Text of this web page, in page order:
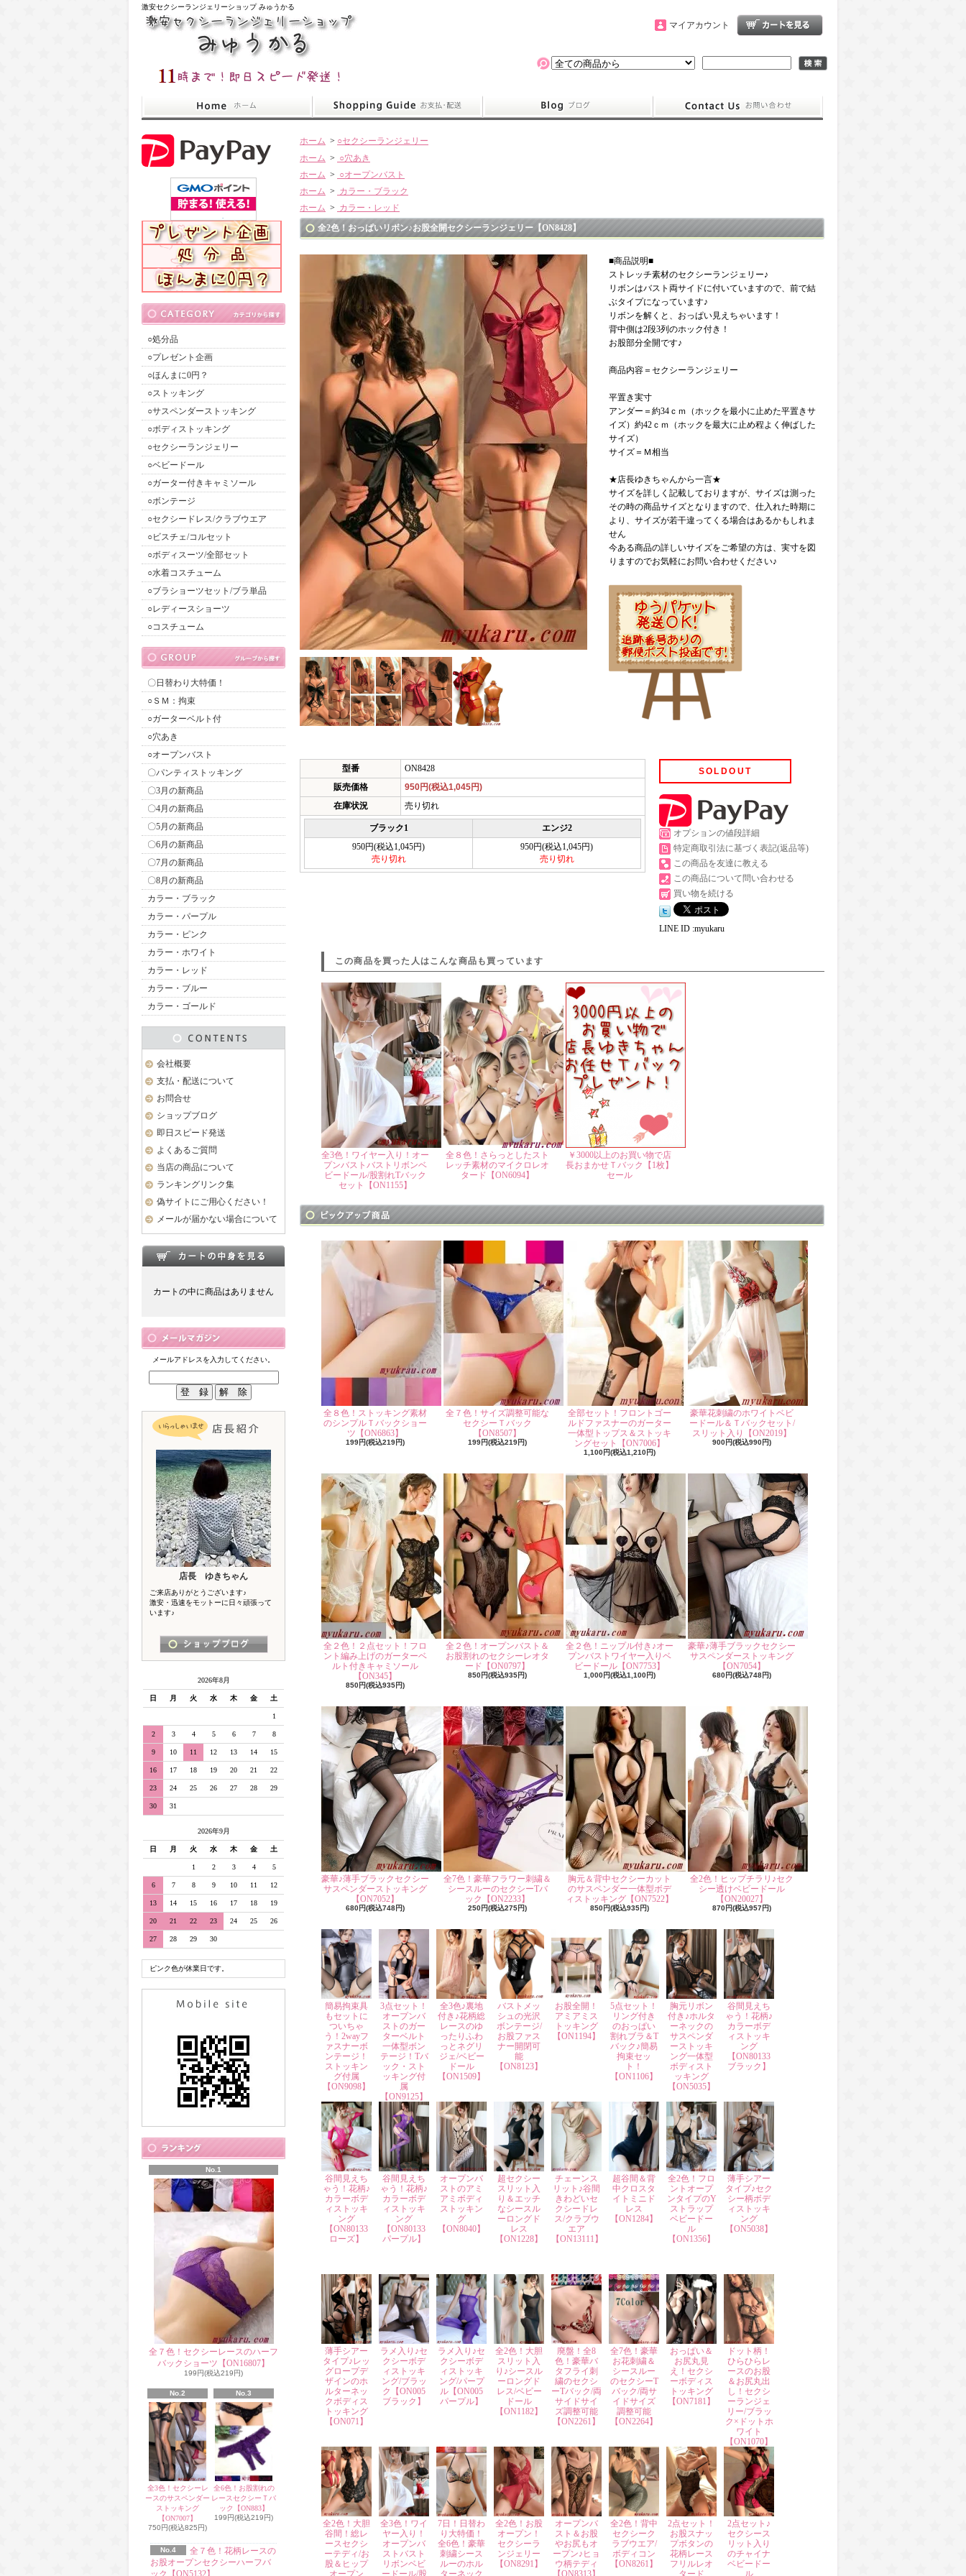
激安セクシーランジェリーショップ みゅうかる
マイアカウント
○処分品
○プレゼント企画
○ほんまに0円？
○ストッキング
○サスペンダーストッキング
○ボディストッキング
○セクシーランジェリー
○ベビードール
○ガーター付きキャミソール
○ボンテージ
○セクシードレス/クラブウエア
○ビスチェ/コルセット
○ボディスーツ/全部セット
○水着コスチューム
○ブラショーツセット/ブラ単品
○レディースショーツ
○コスチューム
〇日替わり大特価！
○ＳＭ：拘束
○ガーターベルト付
○穴あき
○オープンバスト
〇パンティストッキング
〇3月の新商品
〇4月の新商品
〇5月の新商品
〇6月の新商品
〇7月の新商品
〇8月の新商品
カラー・ブラック
カラー・パープル
カラー・ピンク
カラー・ホワイト
カラー・レッド
カラー・ブルー
カラー・ゴールド
会社概要
支払・配送について
お問合せ
ショップブログ
即日スピード発送
よくあるご質問
当店の商品について
ランキングリンク集
偽サイトにご用心ください！
メールが届かない場合について
カートの中に商品はありません
メールアドレスを入力してください。
店長 ゆきちゃん
ご来店ありがとうございます♪
激安・迅速をモットーに日々頑張って
います♪
2026年8月
日 月 火 水 木 金 土
1
2 3 4 5 6 7 8
9 10 11 12 13 14 15
16 17 18 19 20 21 22
23 24 25 26 27 28 29
30 31
2026年9月
日 月 火 水 木 金 土
1 2 3 4 5
6 7 8 9 10 11 12
13 14 15 16 17 18 19
20 21 22 23 24 25 26
27 28 29 30
ピンク色が休業日です。
No.1
全７色！セクシーレースのハーフ
バックショーツ【ON16807】
199円(税込219円)
No.2
全3色！セクシーレ
ースのサスペンダー
ストッキング
【ON7007】
750円(税込825円)
No.3
全6色！お股割れの
レースセクシーＴバ
ック【ON883】
199円(税込219円)
No.4
全７色！花柄レースの
お股オープンセクシーハーフバ
ック【ON5132】
ホーム > ○セクシーランジェリー
ホーム > ○穴あき
ホーム > ○オープンバスト
ホーム > カラー・ブラック
ホーム > カラー・レッド
全2色！おっぱいリボン♪お股全開セクシーランジェリー【ON8428】
■商品説明■
ストレッチ素材のセクシーランジェリー♪
リボンはバスト両サイドに付いていますので、前で結
ぶタイプになっています♪
リボンを解くと、おっぱい見えちゃいます！
背中側は2段3列のホック付き！
お股部分全開です♪
商品内容＝セクシーランジェリー
平置き実寸
アンダー＝約34ｃｍ（ホックを最小に止めた平置きサ
イズ）約42ｃｍ（ホックを最大に止め程よく伸ばした
サイズ）
サイズ＝Ｍ相当
★店長ゆきちゃんから一言★
サイズを詳しく記載しておりますが、サイズは測った
その時の商品サイズとなりますので、仕入れた時期に
より、サイズが若干違ってくる場合はあるかもしれま
せん
今ある商品の詳しいサイズをご希望の方は、実寸を図
りますのでお気軽にお問い合わせください♪
型番
ON8428
販売価格
950円(税込1,045円)
在庫状況
売り切れ
ブラック1
エンジ2
950円(税込1,045円)
売り切れ
950円(税込1,045円)
売り切れ
SOLDOUT
オプションの値段詳細
特定商取引法に基づく表記(返品等)
この商品を友達に教える
この商品について問い合わせる
買い物を続ける
LINE ID :myukaru
この商品を買った人はこんな商品も買っています
全3色！ワイヤー入り！オー
プンバストバストリボンベ
ビードール/股割れTバック
セット【ON1155】
全８色！さらっとしたスト
レッチ素材のマイクロレオ
タード【ON6094】
￥3000以上のお買い物で店
長おまかせＴバック【1枚】
セール
全８色！ストッキング素材
のシンプルＴバックショー
ツ【ON6863】
199円(税込219円)
全７色！サイズ調整可能な
セクシーＴバック
【ON8507】
199円(税込219円)
全部セット！フロントゴー
ルドファスナーのガーター
一体型トップス＆ストッキ
ングセット【ON7006】
1,100円(税込1,210円)
豪華花刺繍のホワイトベビ
ードール＆Ｔバックセット/
スリット入り【ON2019】
900円(税込990円)
全２色！２点セット！フロ
ント編み上げのガーターベ
ルト付きキャミソール
【ON345】
850円(税込935円)
全２色！オープンバスト＆
お股割れのセクシーレオタ
ード【ON0797】
850円(税込935円)
全２色！ニップル付き♪オー
プンバストワイヤー入りベ
ビードール【ON7753】
1,000円(税込1,100円)
豪華♪薄手ブラックセクシー
サスペンダーストッキング
【ON7054】
680円(税込748円)
豪華♪薄手ブラックセクシー
サスペンダーストッキング
【ON7052】
680円(税込748円)
全7色！豪華フラワー刺繍＆
シースルーのセクシーTバ
ック【ON2233】
250円(税込275円)
胸元＆背中セクシーカット
のサスペンダー一体型ボデ
ィストッキング【ON7522】
850円(税込935円)
全2色！ヒップチラリ♪セク
シー透けベビードール
【ON20027】
870円(税込957円)
簡易拘束具
もセットに
ついちゃ
う！2wayフ
ァスナーボ
ンテージ！
ストッキン
グ付属
【ON9098】
3点セット！
オープンバ
ストのガー
ターベルト
一体型ボン
テージ！Tバ
ック・スト
ッキング付
属
【ON9125】
全3色♪裏地
付き♪花柄総
レースのゆ
ったりふわ
っとネグリ
ジェ/ベビー
ドール
【ON1509】
バストメッ
シュの光沢
ボンテージ/
お股ファス
ナー開閉可
能
【ON8123】
お股全開！
アミアミス
トッキング
【ON1194】
5点セット！
リング付き
のおっぱい
割れブラ＆T
バック♪簡易
拘束セッ
ト！
【ON1106】
胸元リボン
付き♪ホルタ
ーネックの
サスペンダ
ーストッキ
ング一体型
ボディスト
ッキング
【ON5035】
谷間見えち
ゃう！花柄♪
カラーボデ
ィストッキ
ング
【ON80133
ブラック】
谷間見えち
ゃう！花柄♪
カラーボデ
ィストッキ
ング
【ON80133
ローズ】
谷間見えち
ゃう！花柄♪
カラーボデ
ィストッキ
ング
【ON80133
パープル】
オープンバ
ストのアミ
アミボディ
ストッキン
グ
【ON8040】
超セクシー
スリット入
り＆エッチ
なシースル
ーロングド
レス
【ON1228】
チェーンス
リット♪谷間
きわどいセ
クシードレ
ス/クラブウ
エア
【ON13111】
超谷間＆背
中クロスタ
イトミニド
レス
【ON1284】
全2色！フロ
ントオープ
ンタイプのY
ストラップ
ベビードー
ル
【ON1356】
薄手シアー
タイプ♪セク
シー柄ボデ
ィストッキ
ング
【ON5038】
薄手シアー
タイプ♪レッ
グロープデ
ザインのホ
ルターネッ
クボディス
トッキング
【ON071】
ラメ入り♪セ
クシーボデ
ィストッキ
ング/ブラッ
ク【ON005
ブラック】
ラメ入り♪セ
クシーボデ
ィストッキ
ング/パープ
ル【ON005
パープル】
全2色！大胆
スリット入
り♪シースル
ーロングド
レス/ベビー
ドール
【ON1182】
廃盤！全8
色！豪華バ
タフライ刺
繍のセクシ
ーTバック/両
サイドサイ
ズ調整可能
【ON2261】
全7色！豪華
お花刺繍＆
シースルー
のセクシーT
バック/両サ
イドサイズ
調整可能
【ON2264】
おっぱい＆
お尻丸見
え！セクシ
ーボディス
トッキング
【ON7181】
ドット柄！
ひらひらレ
ースのお股
＆お尻丸出
し！セクシ
ーランジェ
リー/ブラッ
ク×ドットホ
ワイト
【ON1070】
全2色！大胆
谷間！総レ
ースセクシ
ーテディ/お
股＆ヒップ
オープン
全3色！ワイ
ヤー入り！
オープンバ
ストバスト
リボンベビ
ードール/股
7日！日替わ
り大特価！
全6色！豪華
刺繍シース
ルーのホル
ターネック
全2色！お股
オープン！
セクシーラ
ンジェリー
【ON8291】
オープンバ
スト＆お股
やお尻もオ
ープン♪ヒョ
ウ柄テディ
【ON8313】
全2色！背中
セクシーク
ラブウエア/
ボディコン
【ON8261】
2点セット！
お股スナッ
プボタンの
花柄レース
フリルレオ
タード
2点セット♪
セクシース
リット入り
のチャイナ
ベビードー
ル